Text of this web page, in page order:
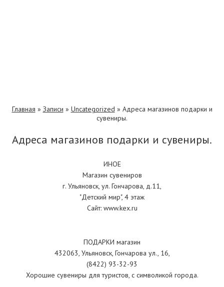
Главная » Записи » Uncategorized » Адреса магазинов подарки и
сувениры.
Адреса магазинов подарки и сувениры.
ИНОЕ
Магазин сувениров
г. Ульяновск, ул. Гончарова, д.11,
"Детский мир", 4 этаж
Сайт: www.kex.ru
ПОДАРКИ магазин
432063, Ульяновск, Гончарова ул., 16,
(8422) 93-32-93
Хорошие сувениры для туристов, с символикой города.